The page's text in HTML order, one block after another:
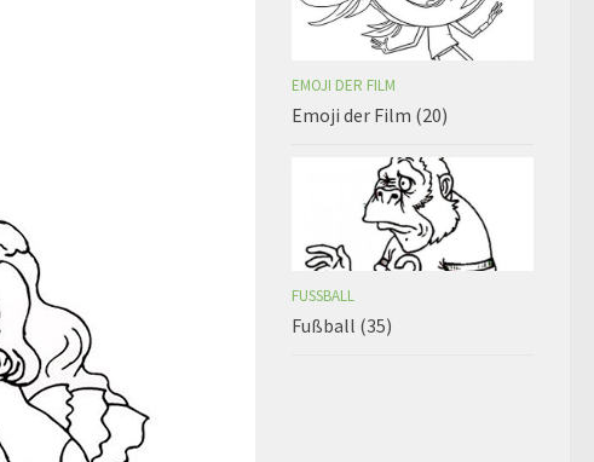
EMOJI DER FILM
Emoji der Film (20)
FUSSBALL
Fußball (35)